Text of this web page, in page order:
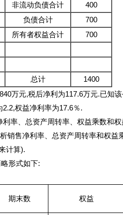
非流动负债合计
400
负债合计
700
所有者权益合计
700
总计
1400
万元,税后净利为117.6万元.已知
权益净利率为17.6％.
利率、总资产周转率、权益乘数和
销售净利率、总资产周转率和权
计算).
形式如下:
期末数 权益